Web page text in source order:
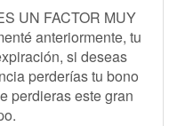
UN FACTOR MUY
anteriormente, tu
si deseas
perderías tu bono
perdieras este gran